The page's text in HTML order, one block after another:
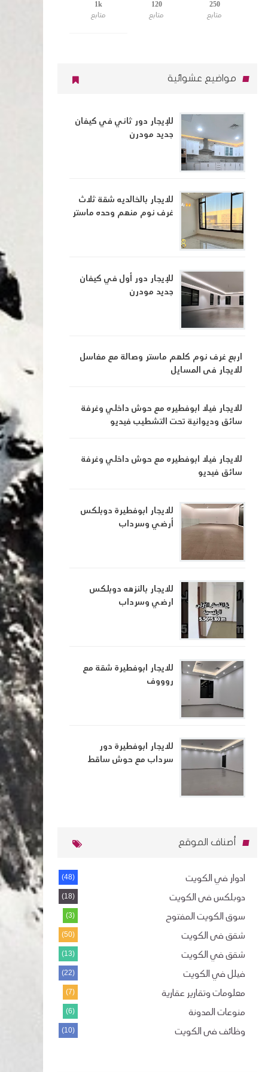
1k
متابع
120
متابع
250
متابع
مواضيع عشوائية
للإيجار دور ثاني في كيفان
جديد مودرن
للايجار بالخالديه شقة ثلاث
غرف نوم منهم وحده ماستر
للإيجار دور أول في كيفان
جديد مودرن
اربع غرف نوم كلهم ماستر وصالة مع مغاسل
للايجار فى المسايل
للايجار فيلا ابوفطيره مع حوش داخلي وغرفة
سائق وديوانية تحت التشطيب فيديو
للايجار فيلا ابوفطيره مع حوش داخلي وغرفة
سائق فيديو
للايجار ابوفطيرة دوبلكس
أرضي وسرداب
للايجار بالنزهه دوبلكس
ارضي وسرداب
للايجار ابوفطيرة شقة مع
روووف
للايجار ابوفطيرة دور
سرداب مع حوش ساقط
أصناف الموقع
ادوار في الكويت (48)
دوبلكس فى الكويت (18)
سوق الكويت المفتوح (3)
شقق فى الكويت (50)
شقق في الكويت (13)
فيلل في الكويت (22)
معلومات وتقارير عقارية (7)
منوعات المدونة (6)
وظائف فى الكويت (10)